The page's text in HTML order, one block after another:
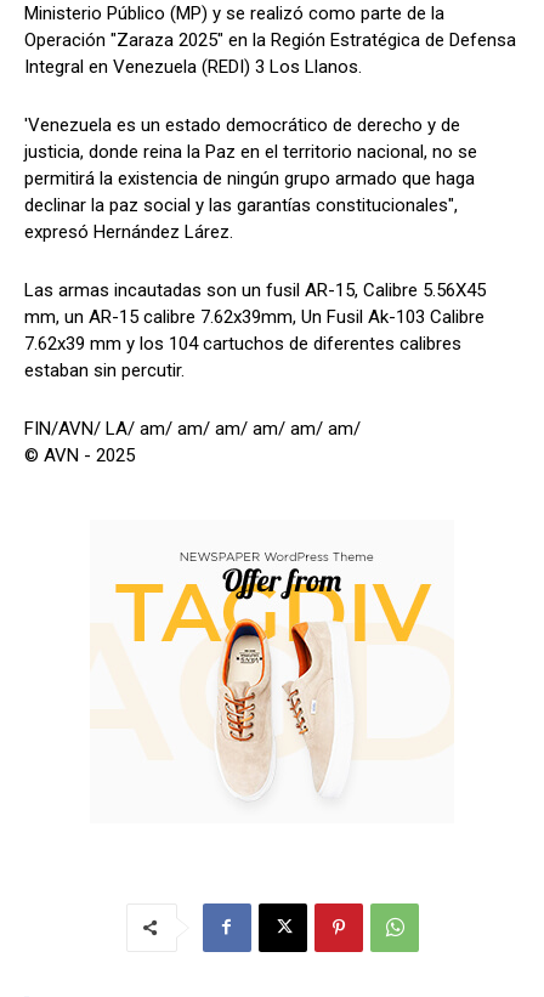
Ministerio Público (MP) y se realizó como parte de la
Operación "Zaraza 2025" en la Región Estratégica de Defensa
Integral en Venezuela (REDI) 3 Los Llanos.
'Venezuela es un estado democrático de derecho y de
justicia, donde reina la Paz en el territorio nacional, no se
permitirá la existencia de ningún grupo armado que haga
declinar la paz social y las garantías constitucionales",
expresó Hernández Lárez.
Las armas incautadas son un fusil AR-15, Calibre 5.56X45
mm, un AR-15 calibre 7.62x39mm, Un Fusil Ak-103 Calibre
7.62x39 mm y los 104 cartuchos de diferentes calibres
estaban sin percutir.
FIN/AVN/ LA/ am/ am/ am/ am/ am/ am/
© AVN - 2025